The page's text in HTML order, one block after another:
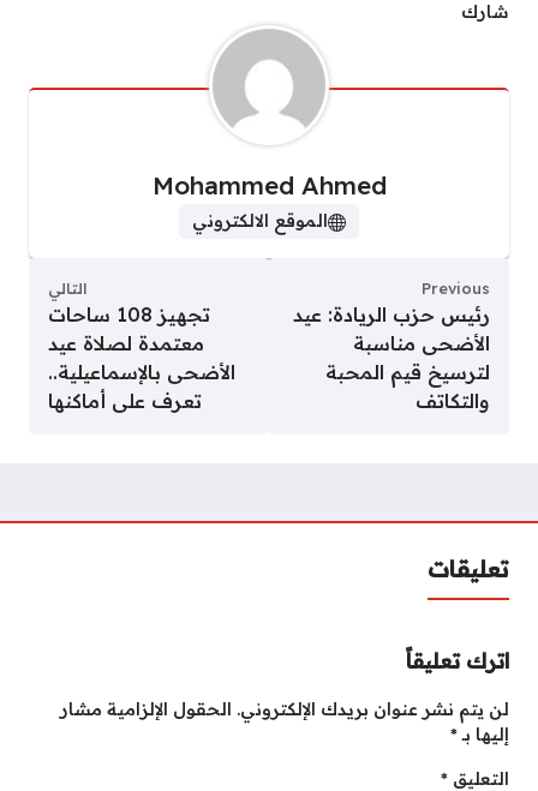
شارك
Mohammed Ahmed
الموقع الالكتروني
Previous
رئيس حزب الريادة: عيد
الأضحى مناسبة
لترسيخ قيم المحبة
والتكاتف
التالي
تجهيز 108 ساحات
معتمدة لصلاة عيد
الأضحى بالإسماعيلية..
تعرف على أماكنها
تعليقات
اترك تعليقاً
لن يتم نشر عنوان بريدك الإلكتروني. الحقول الإلزامية مشار
إليها بـ*
التعليق *